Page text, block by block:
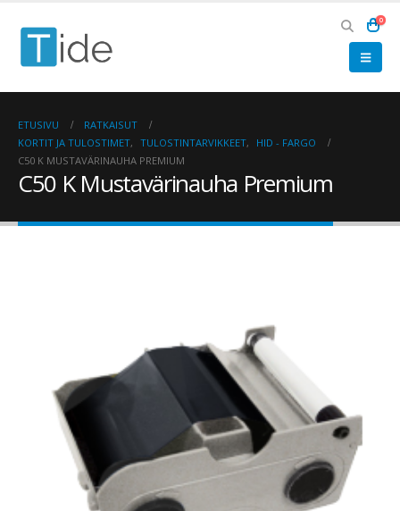
0
ETUSIVU
RATKAISUT
KORTIT JA TULOSTIMET, TULOSTINTARVIKKEET,
HID - FARGO
C50 K MUSTAVÄRINAUHA PREMIUM
C50 K Mustavärinauha Premium